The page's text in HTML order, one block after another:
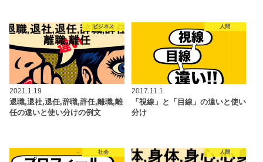
ビジネス
2021.1.19
退職,退社,退任,辞職,辞任,離職,離
任の違いと使い分けの例文
人間
2017.11.1
「視線」と「目線」の違いと使い
分け
社会 人間